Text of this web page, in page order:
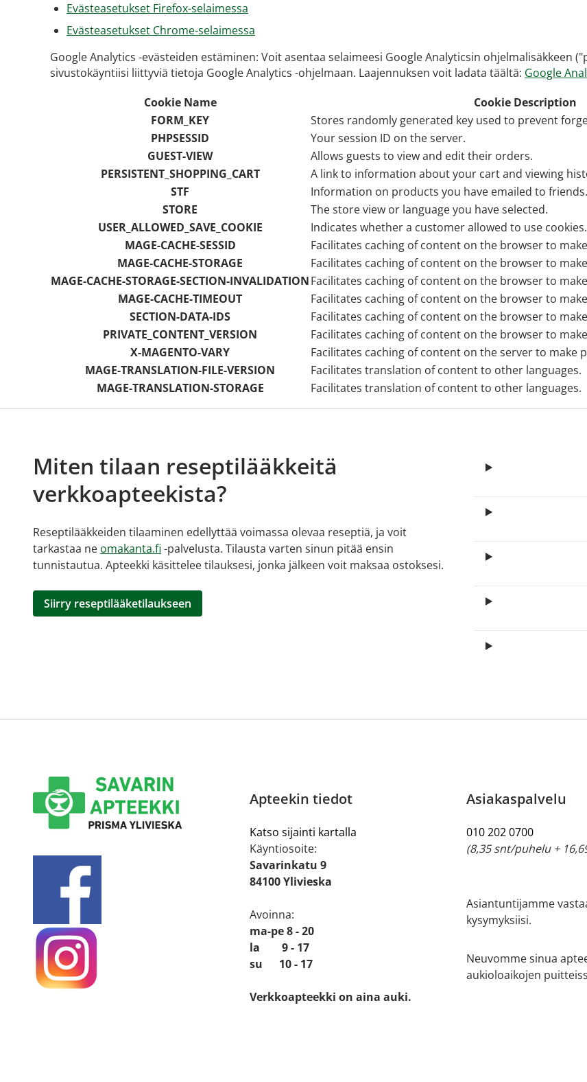
Evästeasetukset Firefox-selaimessa
Evästeasetukset Chrome-selaimessa
Google Analytics -evästeiden estäminen: Voit asentaa selaimeesi Google Analyticsin ohjelmalisäkkeen
sivustokäyntiisi liittyviä tietoja Google Analytics -ohjelmaan. Laajennuksen voit ladata täältä: Google
Cookie Name
Cookie Description
FORM_KEY
Stores randomly generated key used to prevent
PHPSESSID
Your session ID on the server.
GUEST-VIEW
Allows guests to view and edit their orders.
PERSISTENT_SHOPPING_CART
A link to information about your cart and viewing
STF
Information on products you have emailed to friends.
STORE
The store view or language you have selected.
USER_ALLOWED_SAVE_COOKIE
Indicates whether a customer allowed to use cookies.
MAGE-CACHE-SESSID
Facilitates caching of content on the browser to
MAGE-CACHE-STORAGE
Facilitates caching of content on the browser to
MAGE-CACHE-STORAGE-SECTION-INVALIDATIONFacilitates caching of content on the browser to
MAGE-CACHE-TIMEOUT
Facilitates caching of content on the browser to
SECTION-DATA-IDS
Facilitates caching of content on the browser to
PRIVATE_CONTENT_VERSION
Facilitates caching of content on the browser to
X-MAGENTO-VARY
Facilitates caching of content on the server to make
MAGE-TRANSLATION-FILE-VERSION
Facilitates translation of content to other languages.
MAGE-TRANSLATION-STORAGE
Facilitates translation of content to other languages.
Miten tilaan reseptilääkkeitä
verkkoapteekista?
Reseptilääkkeiden tilaaminen edellyttää voimassa olevaa reseptiä, ja voit
tarkastaa ne omakanta.fi -palvelusta. Tilausta varten sinun pitää ensin
tunnistautua. Apteekki käsittelee tilauksesi, jonka jälkeen voit maksaa ostoksesi.
Siirry reseptilääketilaukseen
Apteekin tiedot
Katso sijainti kartalla
Käyntiosoite:
Savarinkatu 9
84100 Ylivieska
Avoinna:
ma-pe 8 - 20
la 9 - 17
su 10 - 17
Verkkoapteekki on aina auki.
Asiakaspalvelu
010 202 0700
(8,35 snt/puhelu +
Asiantuntijamme
kysymyksiisi.
Neuvomme sinua
aukioloaikojen